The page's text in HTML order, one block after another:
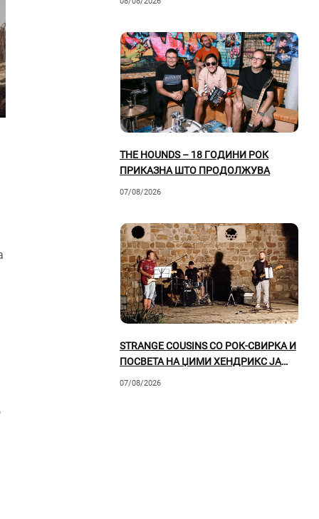
THE HOUNDS – 18 ГОДИНИ РОК
ПРИКАЗНА ШТО ПРОДОЛЖУВА
07/08/2026
STRANGE COUSINS СО РОК-СВИРКА И
ПОСВЕТА НА ЏИМИ ХЕНДРИКС ЈА
07/08/2026